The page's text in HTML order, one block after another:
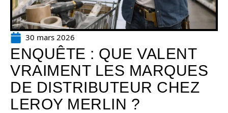
30 mars 2026
ENQUÊTE : QUE VALENT
VRAIMENT LES MARQUES
DE DISTRIBUTEUR CHEZ
LEROY MERLIN ?